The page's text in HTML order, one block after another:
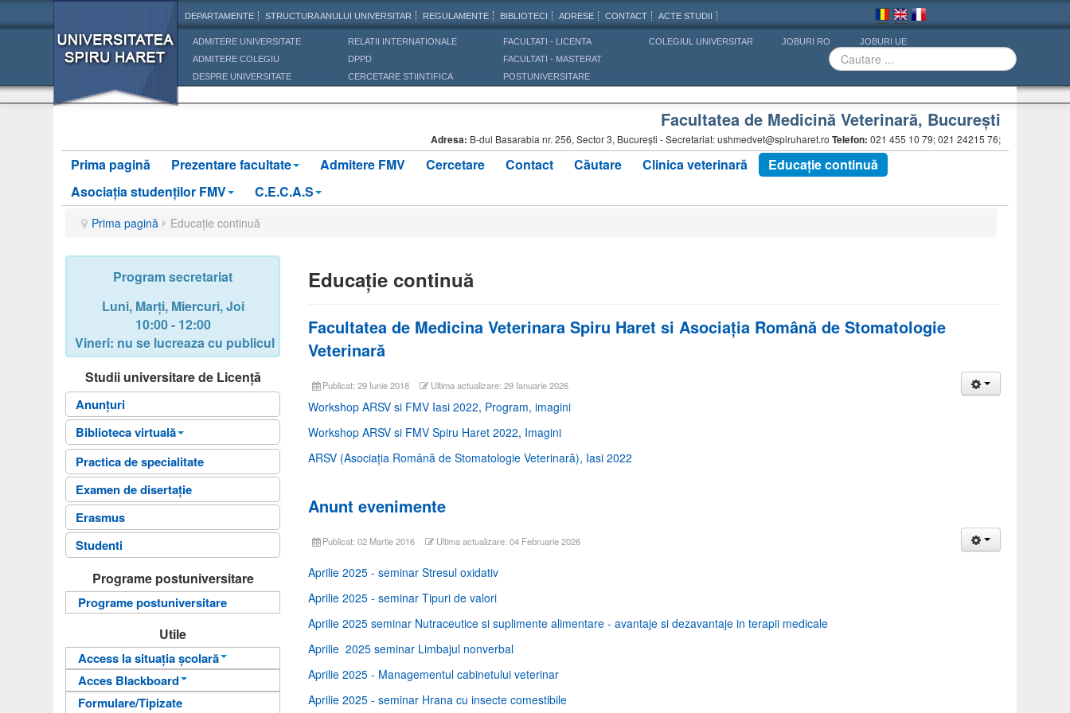
DEPARTAMENTE STRUCTURA ANULUI UNIVERSITAR REGULAMENTE BIBLIOTECI ADRESE CONTACT ACTE STUDII
ADMITERE UNIVERSITATE
ADMITERE COLEGIU
DESPRE UNIVERSITATE
RELATII INTERNATIONALE
DPPD
CERCETARE STIINTIFICA
FACULTATI - LICENTA
FACULTATI - MASTERAT
POSTUNIVERSITARE
COLEGIUL UNIVERSITAR JOBURI RO JOBURI UE
Facultatea de Medicină Veterinară, Bucureşti
Adresa: B-dul Basarabia nr. 256, Sector 3, Bucureşti - Secretariat: ushmedvet@spiruharet.ro Telefon: 021 455 10 79; 021 24215 76;
Prima pagină Prezentare facultate Admitere FMV Cercetare Contact Căutare Clinica veterinară
Educație continuă
Asociaţia studenţilor FMV
C.E.C.A.S
Prima pagină Educație continuă
Program secretariat
Luni, Marți, Miercuri, Joi
10:00 - 12:00
Vineri: nu se lucreaza cu publicul
Studii universitare de Licență
Anunțuri
Biblioteca virtuală
Biblioteca Facultatii
Fişele disciplinelor
Ghiduri universitare
Planuri de învățământ
Teme Examen
Sinteze cursuri
Carti online
Practica de specialitate
Examen de disertație
Erasmus
Studenti
Programe postuniversitare
Programe postuniversitare
Utile
Access la situația școlară
Informații pentru acces
Autentificare
Acces Blackboard
Informații pentru acces
Formulare/Tipizate
Educație continuă
Facultatea de Medicina Veterinara Spiru Haret si Asociația Română de Stomatologie
Veterinară
Publicat: 29 Iunie 2018 Ultima actualizare: 29 Ianuarie 2026
Workshop ARSV si FMV Iasi 2022, Program, imagini
Workshop ARSV si FMV Spiru Haret 2022, Imagini
ARSV (Asociația Română de Stomatologie Veterinară), Iasi 2022
Anunt evenimente
Publicat: 02 Martie 2016 Ultima actualizare: 04 Februarie 2026
Aprilie 2025 - seminar Stresul oxidativ
Aprilie 2025 - seminar Tipuri de valori
Aprilie 2025 seminar Nutraceutice si suplimente alimentare - avantaje si dezavantaje in terapii medicale
Aprilie 2025 seminar Limbajul nonverbal
Aprilie 2025 - Managementul cabinetului veterinar
Aprilie 2025 - seminar Hrana cu insecte comestibile